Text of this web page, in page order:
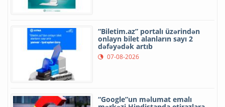
“Biletim.az” portalı üzərindən
onlayn bilet alanların sayı 2
dəfəyədək artıb
07-08-2026
“Google”un məlumat emalı